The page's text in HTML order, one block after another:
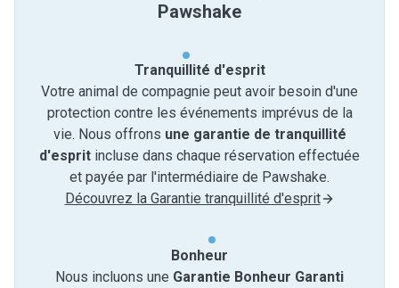
Pawshake
Tranquillité d'esprit
Votre animal de compagnie peut avoir besoin d'une
protection contre les événements imprévus de la
vie. Nous offrons une garantie de tranquillité
d'esprit incluse dans chaque réservation effectuée
et payée par l'intermédiaire de Pawshake.
Découvrez la Garantie tranquillité d'esprit
Bonheur
Nous incluons une Garantie Bonheur Garanti